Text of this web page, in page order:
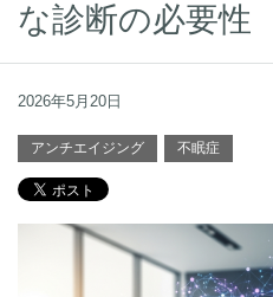
な診断の必要性
2026年5月20日
アンチエイジング 不眠症